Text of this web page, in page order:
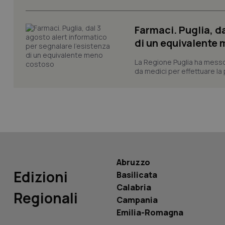
Farmaci. Puglia,
di un equivalente
La Regione Puglia ha
da medici per effettuare la
Edizioni
Regionali
Abruzzo
Basilicata
Calabria
Campania
Emilia-Romagna
tracking-sites-
tracking-sites-